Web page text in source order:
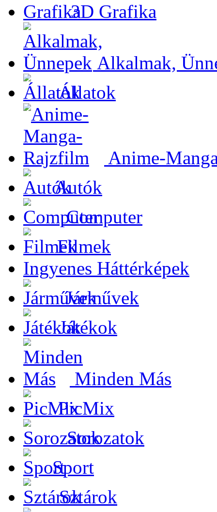
3D Grafika
Alkalmak,
Állatok
Anime-
Autók
Computer
Filmek
Ingyenes Háttérképek
Járművek
Játékok
Minden Más
PicMix
Sorozatok
Sport
Sztárok